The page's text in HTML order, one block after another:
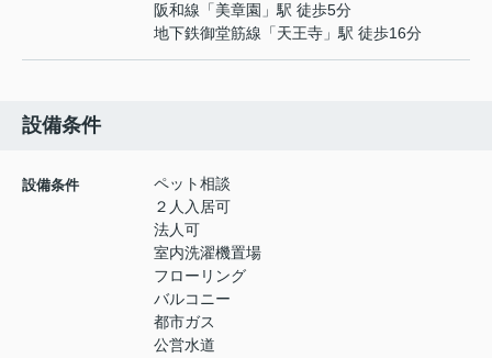
阪和線 「美章園 」駅 徒歩5分
地下鉄御堂筋線 「天王寺 」駅 徒歩16分
設備条件
設備条件
ペット相談
２人入居可
法人可
室内洗濯機置場
フローリング
バルコニー
都市ガス
公営水道